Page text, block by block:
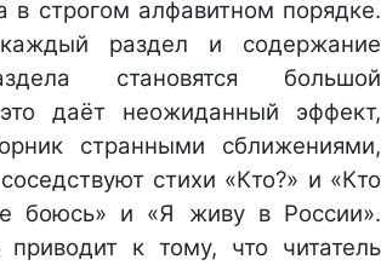
в строгом алфавитном порядке.
раздел и содержание
становятся большой
даёт неожиданный эффект,
странными сближениями,
стихи «Кто?» и «Кто
боюсь» и «Я живу в России».
к тому, что читатель